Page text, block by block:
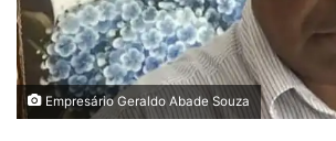
Empresário Geraldo Abade Souza